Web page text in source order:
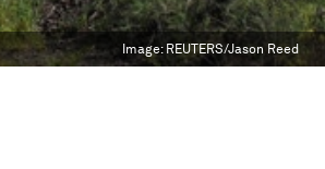
Image: REUTERS/Jason Reed